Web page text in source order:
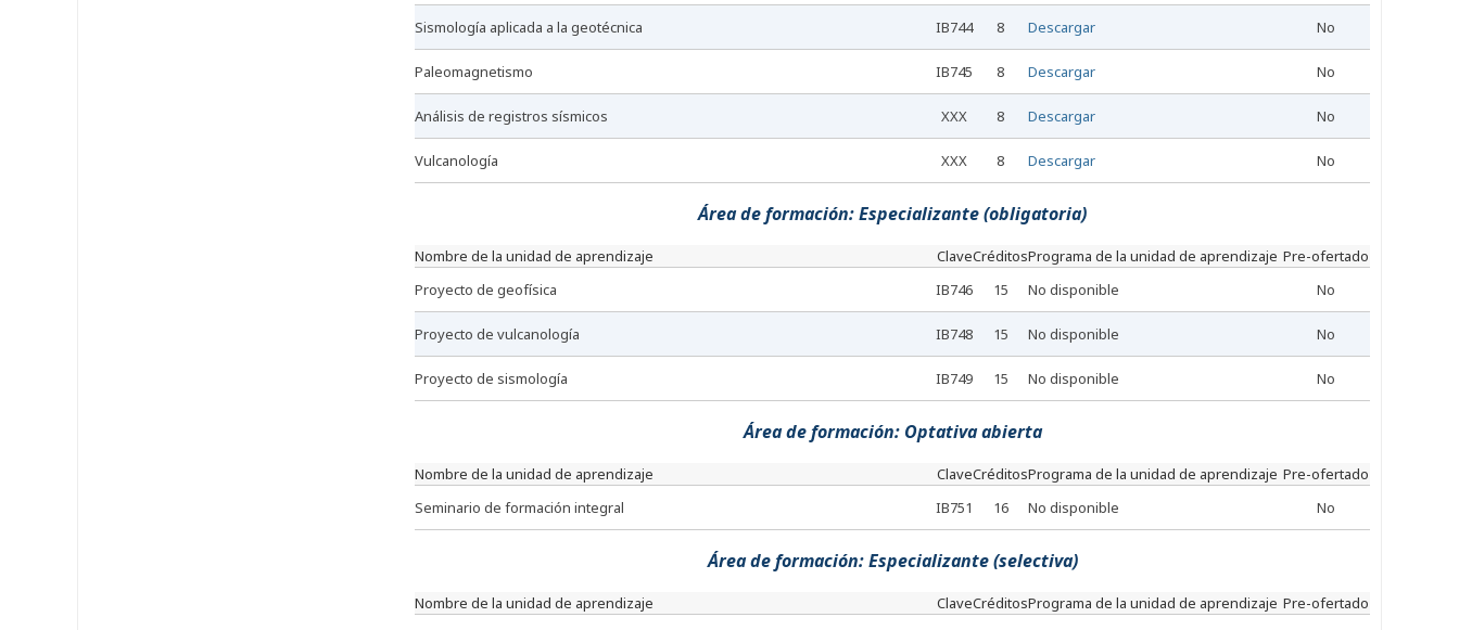
sismología aplicada a la geotécnica IB744 8 Descargar No
paleomagnetismo IB745 8 Descargar No
análisis de registros sísmicos XXX 8 Descargar No
vulcanología XXX 8 Descargar No
Área de formación: Especializante (obligatoria)
nombre de la unidad de aprendizaje ClaveCréditosPrograma de la unidad de aprendizaje Pre-ofertado
proyecto de geofísica
IB746 15 No disponible No
proyecto de vulcanología IB748 15 No disponible No
proyecto de sismología IB749 15 No disponible No
Área de formación: Optativa abierta
nombre de la unidad de aprendizaje ClaveCréditosPrograma de la unidad de aprendizaje Pre-ofertado
seminario de formación integral
IB751 16 No disponible No
Área de formación: Especializante (selectiva)
nombre de la unidad de aprendizaje ClaveCréditosPrograma de la unidad de aprendizaje Pre-ofertado